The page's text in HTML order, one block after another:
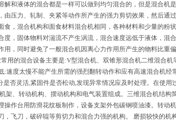
和液体的混合都是一样可以做到均匀混合的，但是混合
压力、轧制、夹紧等动作所产生的强力剪切效果，然后通
，混合机构和面食材料混合机相同，各种材料和少量的
，固体物料对湍流不产生涡流，混合速度远低于液体，
，同时避免了一般混合机因离心力作用所产生的物料比
用的混合设备主要是:V型混合机、双锥形混合机二维混合
度太慢不能产生所需的强烈翻转动作和应有高速混合机
否灵活,紧固件是否松动,发现异常情况应及时处理。在使
架、转动机构、摆动机构和电气装置组成。三维混合机结
作台用防滑花纹板制作，设备支架外包碳钢喷油漆。转
飞刀，破碎辊等剪切力和混合力强的机构。 磨损较快的